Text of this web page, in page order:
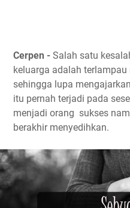
Cerpen - Salah satu
keluarga adalah
sehingga lupa
itu pernah terjadi pada
menjadi orang sukses
berakhir menyedihkan.